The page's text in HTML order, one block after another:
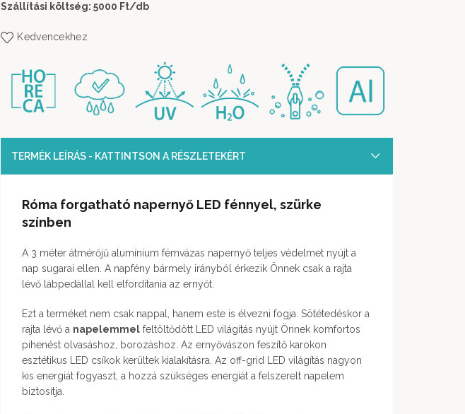
Szállítási költség: 5000 Ft/db
Kedvencekhez
TERMÉK LEÍRÁS - KATTINTSON A RÉSZLETEKÉRT
Róma forgatható napernyő LED fénnyel, szürke
színben
A 3 méter átmérőjű alumínium fémvázas napernyő teljes védelmet nyújt a
nap sugarai ellen. A napfény bármely irányból érkezik Önnek csak a rajta
lévő lábpedállal kell elfordítania az ernyőt.
Ezt a terméket nem csak nappal, hanem este is élvezni fogja. Sötétedéskor a
rajta lévő a napelemmel feltöltődött LED világítás nyújt Önnek komfortos
pihenést olvasáshoz, borozáshoz. Az ernyővászon feszítő karokon
esztétikus LED csíkok kerültek kialakításra. Az off-grid LED világítás nagyon
kis energiát fogyaszt, a hozzá szükséges energiát a felszerelt napelem
biztosítja.